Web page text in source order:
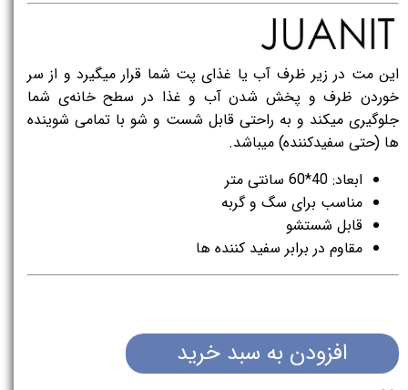
این مت در زیر ظرف آب یا غذای پت شما قرار میگیرد و از سر
خوردن ظرف و پخش شدن آب و غذا در سطح خانه‌ی شما
جلوگیری میکند و به راحتی قابل شست و شو با تمامی شوینده
ها (حتی سفیدکننده) میباشد.
ابعاد: 40*60 سانتی متر
مناسب برای سگ و گربه
قابل شستشو
مقاوم در برابر سفید کننده ها
افزودن به سبد خرید